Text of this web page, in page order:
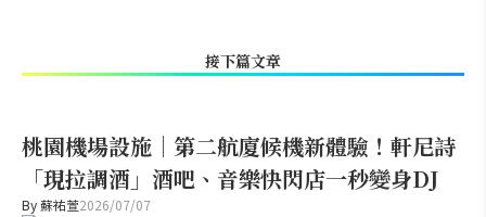
接下篇文章
桃園機場設施｜第二航廈候機新體驗！軒尼詩
「現拉調酒」酒吧、音樂快閃店一秒變身DJ
By蘇祐萱2026/07/07